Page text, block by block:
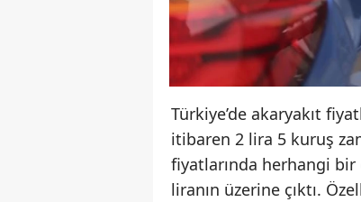
Türkiye’de akaryakıt
itibaren 2 lira 5 kuruş
fiyatlarında herhangi
liranın üzerine çıktı.